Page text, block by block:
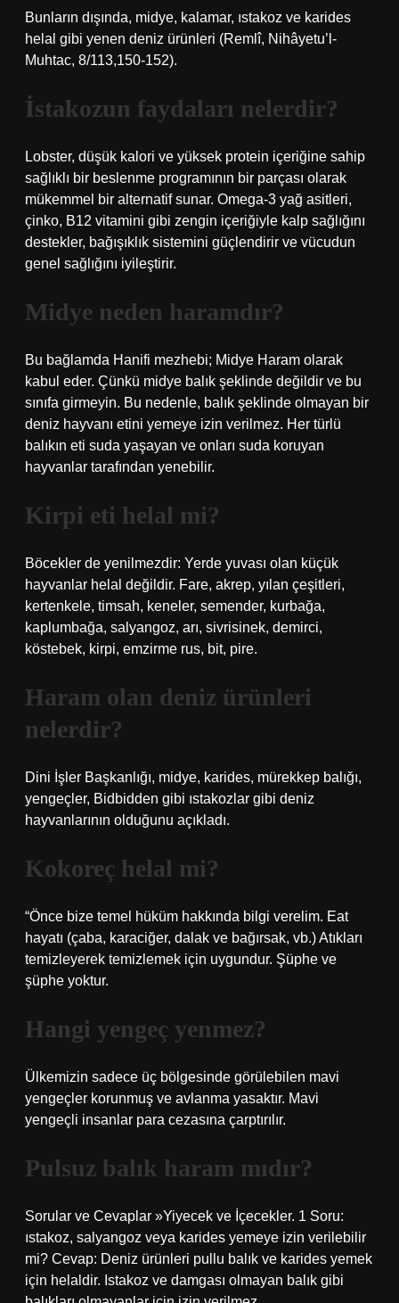
Bunların dışında, midye, kalamar, ıstakoz ve karides
helal gibi yenen deniz ürünleri (Remlî, Nihâyetu’l-
Muhtac, 8/113,150-152).
İstakozun faydaları nelerdir?
Lobster, düşük kalori ve yüksek protein içeriğine sahip
sağlıklı bir beslenme programının bir parçası olarak
mükemmel bir alternatif sunar. Omega-3 yağ asitleri,
çinko, B12 vitamini gibi zengin içeriğiyle kalp sağlığını
destekler, bağışıklık sistemini güçlendirir ve vücudun
genel sağlığını iyileştirir.
Midye neden haramdır?
Bu bağlamda Hanifi mezhebi; Midye Haram olarak
kabul eder. Çünkü midye balık şeklinde değildir ve bu
sınıfa girmeyin. Bu nedenle, balık şeklinde olmayan bir
deniz hayvanı etini yemeye izin verilmez. Her türlü
balıkın eti suda yaşayan ve onları suda koruyan
hayvanlar tarafından yenebilir.
Kirpi eti helal mi?
Böcekler de yenilmezdir: Yerde yuvası olan küçük
hayvanlar helal değildir. Fare, akrep, yılan çeşitleri,
kertenkele, timsah, keneler, semender, kurbağa,
kaplumbağa, salyangoz, arı, sivrisinek, demirci,
köstebek, kirpi, emzirme rus, bit, pire.
Haram olan deniz ürünleri
nelerdir?
Dini İşler Başkanlığı, midye, karides, mürekkep balığı,
yengeçler, Bidbidden gibi ıstakozlar gibi deniz
hayvanlarının olduğunu açıkladı.
Kokoreç helal mi?
“Önce bize temel hüküm hakkında bilgi verelim. Eat
hayatı (çaba, karaciğer, dalak ve bağırsak, vb.) Atıkları
temizleyerek temizlemek için uygundur. Şüphe ve
şüphe yoktur.
Hangi yengeç yenmez?
Ülkemizin sadece üç bölgesinde görülebilen mavi
yengeçler korunmuş ve avlanma yasaktır. Mavi
yengeçli insanlar para cezasına çarptırılır.
Pulsuz balık haram mıdır?
Sorular ve Cevaplar »Yiyecek ve İçecekler. 1 Soru:
ıstakoz, salyangoz veya karides yemeye izin verilebilir
mi? Cevap: Deniz ürünleri pullu balık ve karides yemek
için helaldir. Istakoz ve damgası olmayan balık gibi